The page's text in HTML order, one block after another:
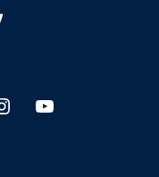
Go
to
to